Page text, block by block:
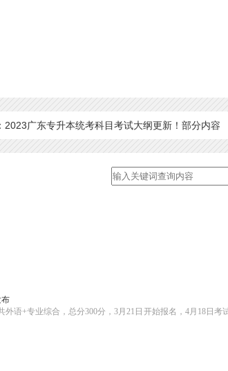
2023广东专升本统考科目考试大纲更新！部分内容
布
语+专业综合，总分300分，3月21日开始报名，4月18日考